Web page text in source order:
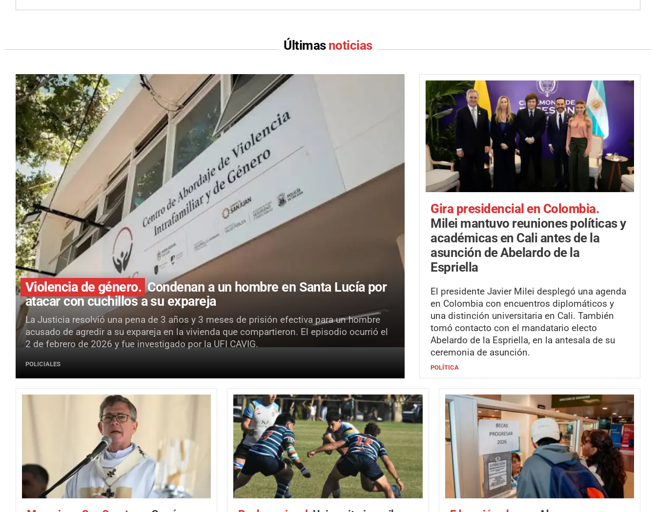
Últimas noticias
Violencia de género. Condenan a un hombre en Santa Lucía por
atacar con cuchillos a su expareja
La Justicia resolvió una pena de 3 años y 3 meses de prisión efectiva para un hombre
acusado de agredir a su expareja en la vivienda que compartieron. El episodio ocurrió el
2 de febrero de 2026 y fue investigado por la UFI CAVIG.
POLICIALES
Gira presidencial en Colombia.
Milei mantuvo reuniones políticas y
académicas en Cali antes de la
asunción de Abelardo de la
Espriella
El presidente Javier Milei desplegó una agenda
en Colombia con encuentros diplomáticos y
una distinción universitaria en Cali. También
tomó contacto con el mandatario electo
Abelardo de la Espriella, en la antesala de su
ceremonia de asunción.
POLÍTICA